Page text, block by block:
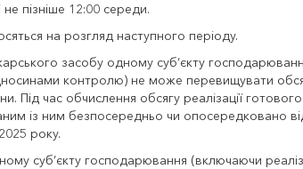
пізніше 12:00 середи.
на розгляд наступного періоду.
засобу одному суб’єкту
контролю) не може перевищувати обсяг
Під час обчислення обсягу реалізації
із ним безпосередньо чи опосередковано
року.
суб’єкту господарювання (включаючи